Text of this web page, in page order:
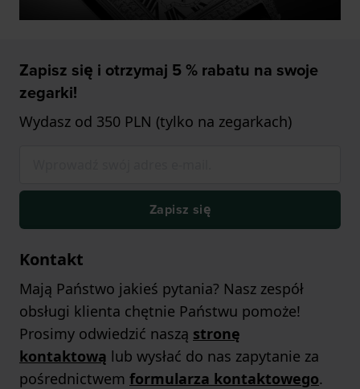
Zapisz się i otrzymaj 5 % rabatu na swoje
zegarki!
Wydasz od 350 PLN (tylko na zegarkach)
Zapisz się
Kontakt
Mają Państwo jakieś pytania? Nasz zespół
obsługi klienta chętnie Państwu pomoże!
Prosimy odwiedzić naszą stronę
kontaktową lub wysłać do nas zapytanie za
pośrednictwem formularza kontaktowego.